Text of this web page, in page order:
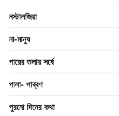
নস্টালজিয়া
না-মানুষ
পায়ের তলায় সর্ষে
পালা- পাব্বণ
পুরনো দিনের কথা